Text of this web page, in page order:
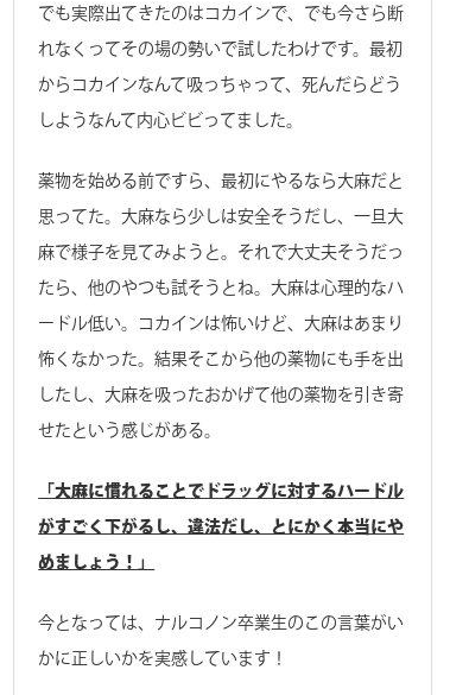
でも実際出てきたのはコカインで、でも今さら断
れなくってその場の勢いで試したわけです。最初
からコカインなんて吸っちゃって、死んだらどう
しようなんて内心ビビってました。
薬物を始める前ですら、最初にやるなら大麻だと
思ってた。大麻なら少しは安全そうだし、一旦大
麻で様子を見てみようと。それで大丈夫そうだっ
たら、他のやつも試そうとね。大麻は心理的なハ
ードル低い。コカインは怖いけど、大麻はあまり
怖くなかった。結果そこから他の薬物にも手を出
したし、大麻を吸ったおかげて他の薬物を引き寄
せたという感じがある。
「大麻に慣れることでドラッグに対するハードル
がすごく下がるし、違法だし、とにかく本当にや
めましょう！」
今となっては、ナルコノン卒業生のこの言葉がい
かに正しいかを実感しています！